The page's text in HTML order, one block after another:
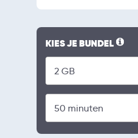
KIES JE BUNDEL